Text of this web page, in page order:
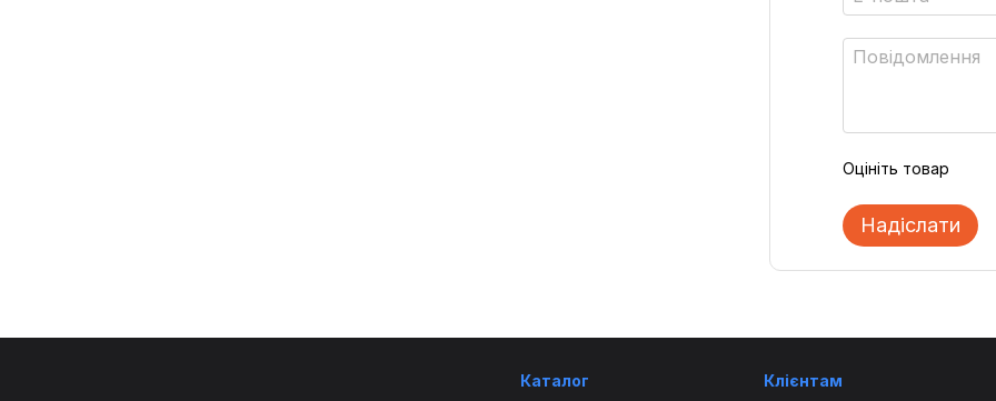
Оцініть товар
Надіслати
Каталог Клієнтам